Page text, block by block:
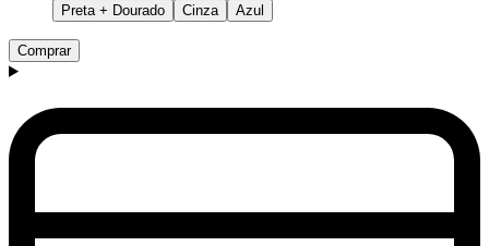
Preta + Dourado Cinza Azul
Comprar